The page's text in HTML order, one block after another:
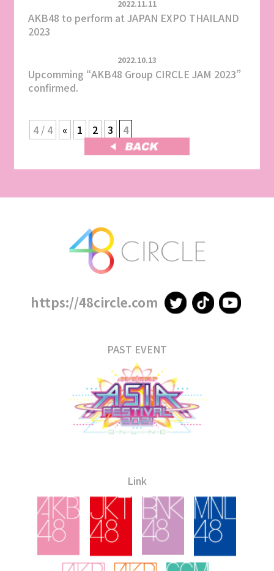
2022.11.11
AKB48 to perform at JAPAN EXPO THAILAND
2023
2022.10.13
Upcomming “AKB48 Group CIRCLE JAM 2023”
confirmed.
4 / 4 « 1 2 3 4
https://48circle.com
PAST EVENT
Link